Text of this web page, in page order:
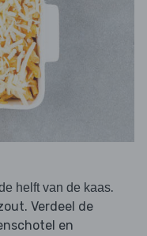
helft van de kaas.
Verdeel de
en